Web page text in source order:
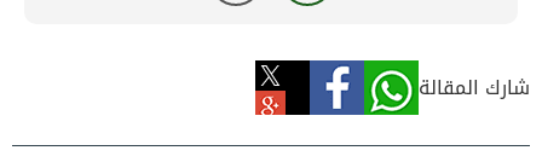
شارك المقالة